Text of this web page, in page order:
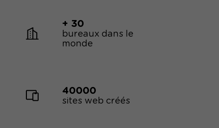
+ 30
bureaux dans le
monde
40000
sites web créés